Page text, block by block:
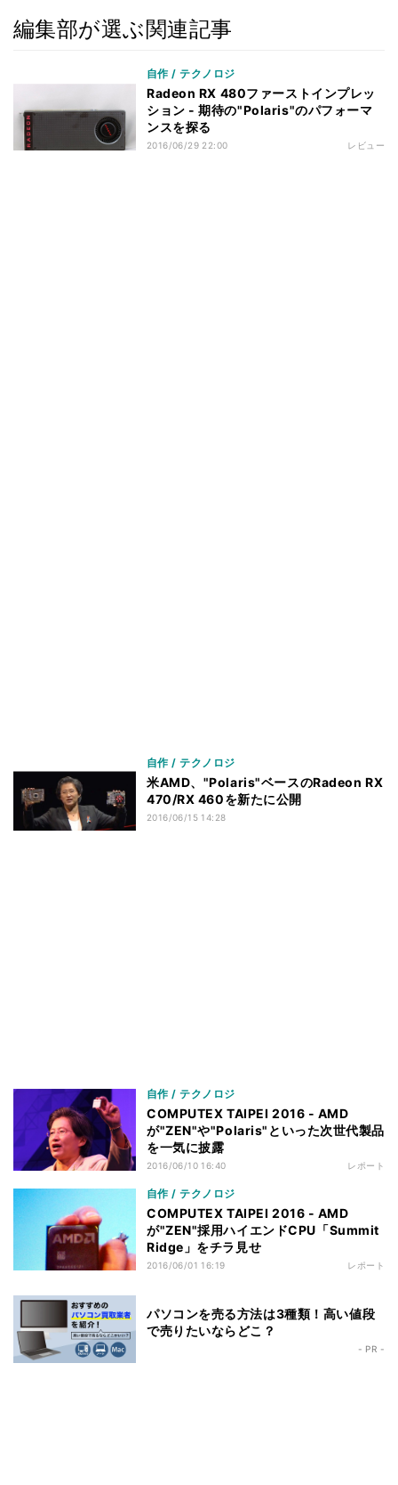
編集部が選ぶ関連記事
自作 / テクノロジ
Radeon RX 480ファーストインプレッ
ション - 期待の"Polaris"のパフォーマ
ンスを探る
2016/06/29 22:00 レビュー
自作 / テクノロジ
米AMD、"Polaris"ベースのRadeon RX
470/RX 460を新たに公開
2016/06/15 14:28
自作 / テクノロジ
COMPUTEX TAIPEI 2016 - AMD
が"ZEN"や"Polaris"といった次世代製品
を一気に披露
2016/06/10 16:40 レポート
自作 / テクノロジ
COMPUTEX TAIPEI 2016 - AMD
が"ZEN"採用ハイエンドCPU「Summit
Ridge」をチラ見せ
2016/06/01 16:19 レポート
パソコンを売る方法は3種類！高い値段
で売りたいならどこ？
- PR -